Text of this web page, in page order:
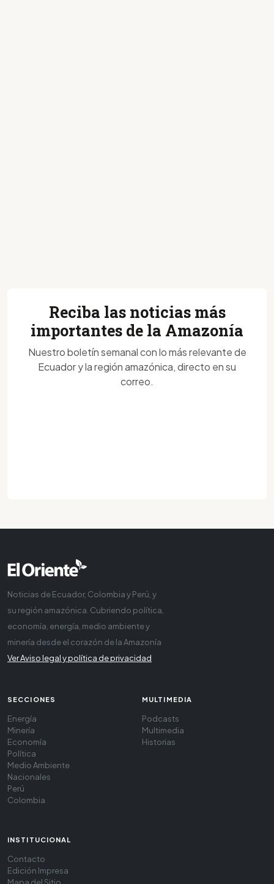
Reciba las noticias más
importantes de la Amazonía
Nuestro boletín semanal con lo más relevante de
Ecuador y la región amazónica, directo en su
correo.
Noticias de Ecuador, Colombia y Perú, y
su región amazónica. Cubriendo política,
economía, energía, medio ambiente y
minería desde el corazón de la Amazonía
Ver Aviso legal y política de privacidad
SECCIONES
Energía
Minería
Economía
Política
Medio Ambiente
Nacionales
Perú
Colombia
MULTIMEDIA
Podcasts
Multimedia
Historias
INSTITUCIONAL
Contacto
Edición Impresa